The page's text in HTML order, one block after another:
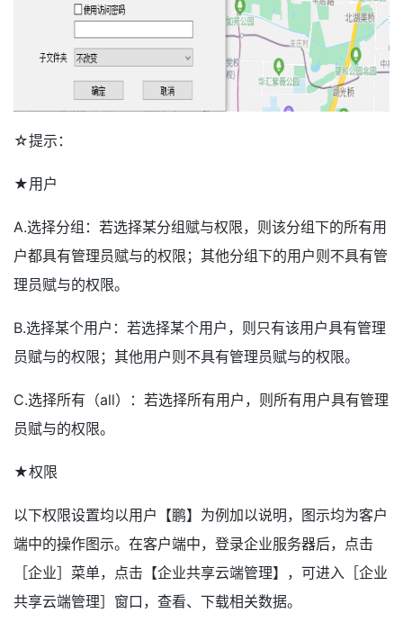
☆提示：
★用户
A.选择分组：若选择某分组赋与权限，则该分组下的所有用
户都具有管理员赋与的权限；其他分组下的用户则不具有管
理员赋与的权限。
B.选择某个用户：若选择某个用户，则只有该用户具有管理
员赋与的权限；其他用户则不具有管理员赋与的权限。
C.选择所有（all）：若选择所有用户，则所有用户具有管理
员赋与的权限。
★权限
以下权限设置均以用户【鹏】为例加以说明，图示均为客户
端中的操作图示。在客户端中，登录企业服务器后，点击
［企业］菜单，点击【企业共享云端管理】，可进入［企业
共享云端管理］窗口，查看、下载相关数据。